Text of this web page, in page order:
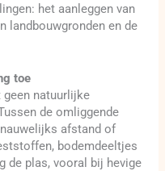
het aanleggen van
landbouwgronden en de
toe
natuurlijke
de omliggende
afstand of
bodemdeeltjes
de plas, vooral bij hevige